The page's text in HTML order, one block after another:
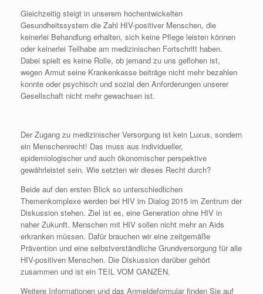
Gleichzeitig steigt in unserem hochentwickelten
Gesundheitssystem die Zahl HIV-positiver Menschen, die
keinerlei Behandlung erhalten, sich keine Pflege leisten können
oder keinerlei Teilhabe am medizinischen Fortschritt haben.
Dabei spielt es keine Rolle, ob jemand zu uns geflohen ist,
wegen Armut seine Krankenkasse beiträge nicht mehr bezahlen
konnte oder psychisch und sozial den Anforderungen unserer
Gesellschaft nicht mehr gewachsen ist.
Der Zugang zu medizinischer Versorgung ist kein Luxus, sondern
ein Menschenrecht! Das muss aus individueller,
epidemiologischer und auch ökonomischer perspektive
gewährleistet sein. Wie setzten wir dieses Recht durch?
Beide auf den ersten Blick so unterschiedlichen
Themenkomplexe werden bei HIV im Dialog 2015 im Zentrum der
Diskussion stehen. Ziel ist es, eine Generation ohne HIV in
naher Zukunft. Menschen mit HIV sollen nicht mehr an Aids
erkranken müssen. Dafür brauchen wir eine zeitgemäße
Prävention und eine selbstverständliche Grundversorgung für alle
HIV-positiven Menschen. Die Diskussion darüber gehört
zusammen und ist ein TEIL VOM GANZEN.
Weitere Informationen und das Anmeldeformular finden Sie auf